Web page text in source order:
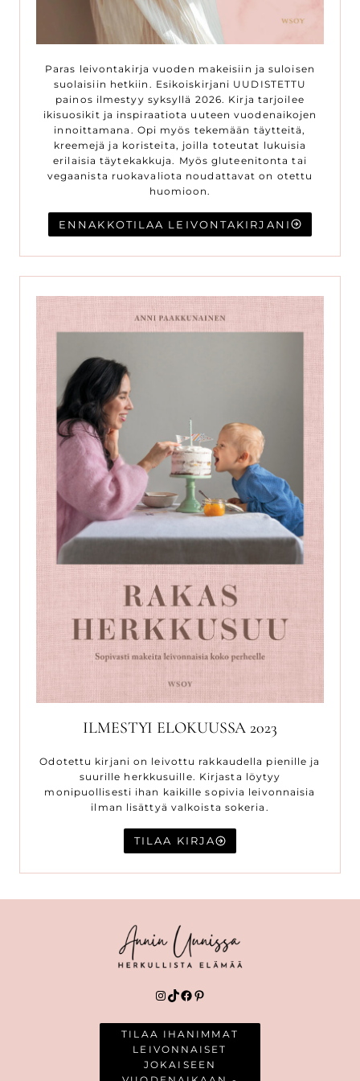
Paras leivontakirja vuoden makeisiin ja suloisen
suolaisiin hetkiin. Esikoiskirjani UUDISTETTU
painos ilmestyy syksyllä 2026. Kirja tarjoilee
ikisuosikit ja inspiraatiota uuteen vuodenaikojen
innoittamana. Opi myös tekemään täytteitä,
kreemejä ja koristeita, joilla toteutat lukuisia
erilaisia täytekakkuja. Myös gluteenitonta tai
vegaanista ruokavaliota noudattavat on otettu
huomioon.
ENNAKKOTILAA LEIVONTAKIRJANI
ILMESTYI ELOKUUSSA 2023
Odotettu kirjani on leivottu rakkaudella pienille ja
suurille herkkusuille. Kirjasta löytyy
monipuollisesti ihan kaikille sopivia leivonnaisia
ilman lisättyä valkoista sokeria.
TILAA KIRJA
Instagram
TikTok
Facebook
Pinterest
TILAA IHANIMMAT
LEIVONNAISET
JOKAISEEN